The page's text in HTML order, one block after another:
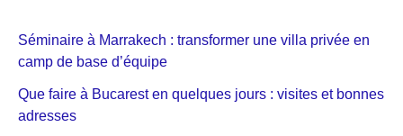
Séminaire à Marrakech : transformer une villa privée en
camp de base d’équipe
Que faire à Bucarest en quelques jours : visites et bonnes
adresses